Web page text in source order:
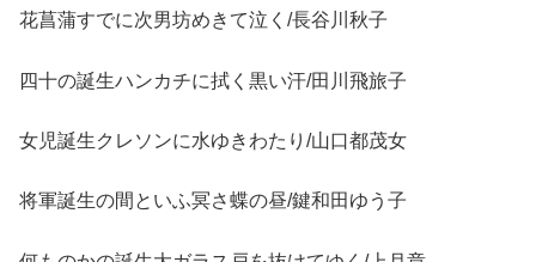
花菖蒲すでに次男坊めきて泣く/長谷川秋子
四十の誕生ハンカチに拭く黒い汗/田川飛旅子
女児誕生クレソンに水ゆきわたり/山口都茂女
将軍誕生の間といふ冥さ蝶の昼/鍵和田ゆう子